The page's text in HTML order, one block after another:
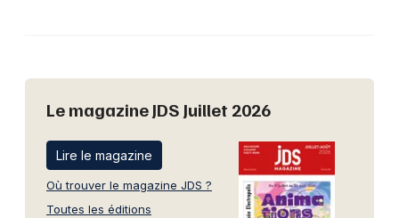
Le magazine JDS Juillet 2026
Lire le magazine
Où trouver le magazine JDS ?
Toutes les éditions